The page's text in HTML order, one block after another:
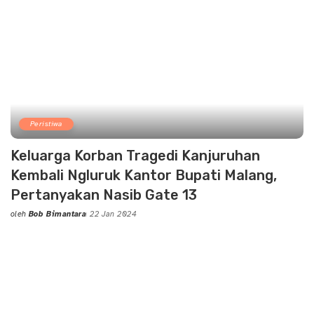
Peristiwa
Keluarga Korban Tragedi Kanjuruhan
Kembali Ngluruk Kantor Bupati Malang,
Pertanyakan Nasib Gate 13
Posted
oleh Bob Bimantara 22 Jan 2024